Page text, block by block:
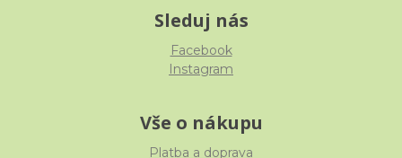
Sleduj nás
Facebook
Instagram
Vše o nákupu
Platba a doprava